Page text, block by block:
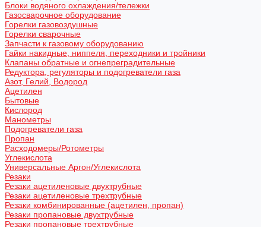
Блоки водяного охлаждения/тележки
Газосварочное оборудование
Горелки газовоздушные
Горелки сварочные
Запчасти к газовому оборудованию
Гайки накидные, ниппеля, переходники и тройники
Клапаны обратные и огнепреградительные
Редуктора, регуляторы и подогреватели газа
Азот, Гелий, Водород
Ацетилен
Бытовые
Кислород
Манометры
Подогреватели газа
Пропан
Расходомеры/Ротометры
Углекислота
Универсальные Аргон/Углекислота
Резаки
Резаки ацетиленовые двухтрубные
Резаки ацетиленовые трехтрубные
Резаки комбинированные (ацетилен, пропан)
Резаки пропановые двухтрубные
Резаки пропановые трехтрубные